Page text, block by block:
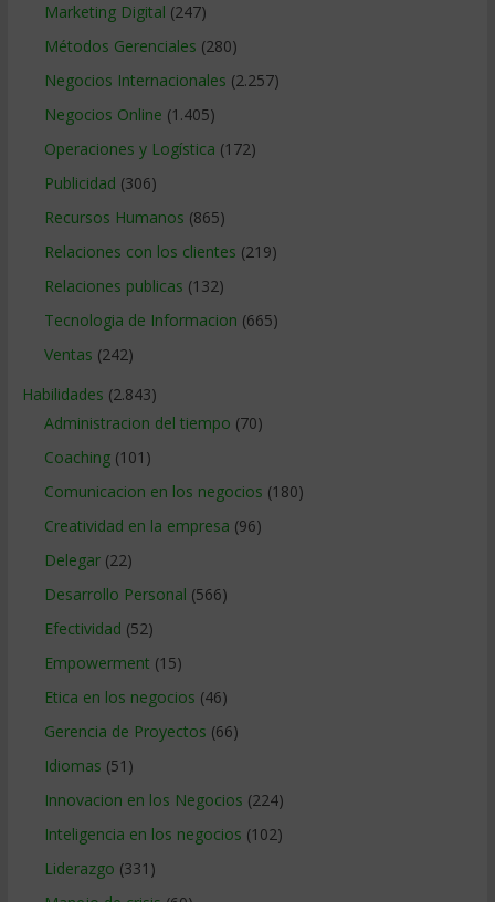
Marketing Digital (247)
Métodos Gerenciales (280)
Negocios Internacionales (2.257)
Negocios Online (1.405)
Operaciones y Logística (172)
Publicidad (306)
Recursos Humanos (865)
Relaciones con los clientes (219)
Relaciones publicas (132)
Tecnologia de Informacion (665)
Ventas (242)
Habilidades (2.843)
Administracion del tiempo (70)
Coaching(101)
Comunicacion en los negocios (180)
Creatividad en la empresa (96)
Delegar(22)
Desarrollo Personal (566)
Efectividad (52)
Empowerment (15)
Etica en los negocios (46)
Gerencia de Proyectos (66)
Idiomas (51)
Innovacion en los Negocios (224)
Inteligencia en los negocios (102)
Liderazgo (331)